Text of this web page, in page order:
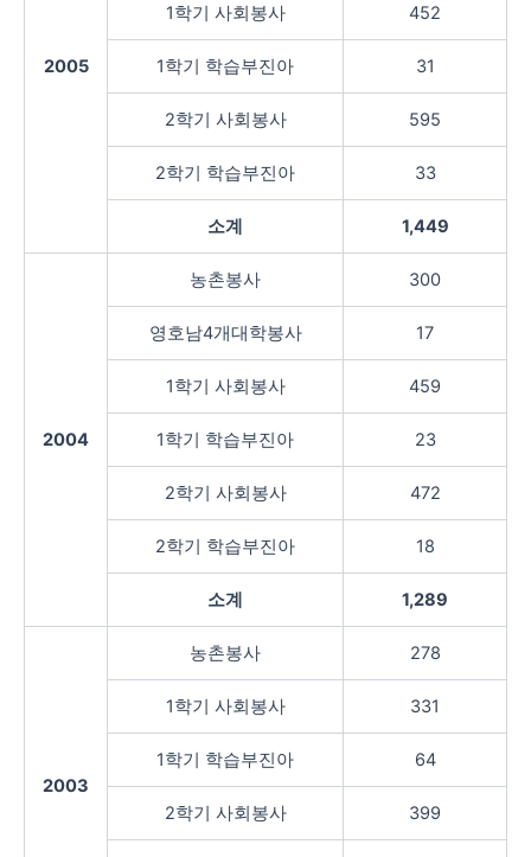
2005
1학기 사회봉사 452
1학기 학습부진아 31
2학기 사회봉사 595
2학기 학습부진아 33
소계 1,449
2004
농촌봉사 300
영호남4개대학봉사 17
1학기 사회봉사 459
1학기 학습부진아 23
2학기 사회봉사 472
2학기 학습부진아 18
소계 1,289
2003
농촌봉사 278
1학기 사회봉사 331
1학기 학습부진아 64
2학기 사회봉사 399